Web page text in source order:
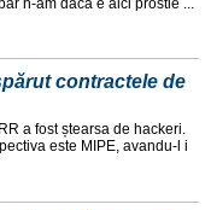
n-am daca e aici prostie ...
contractele de
a fost ștearsa de hackeri.
este MIPE, avandu-l i